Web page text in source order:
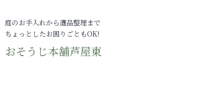
庭のお手入れから遺品整理まで
ちょっとしたお困りごともOK!
おそうじ本舗芦屋東